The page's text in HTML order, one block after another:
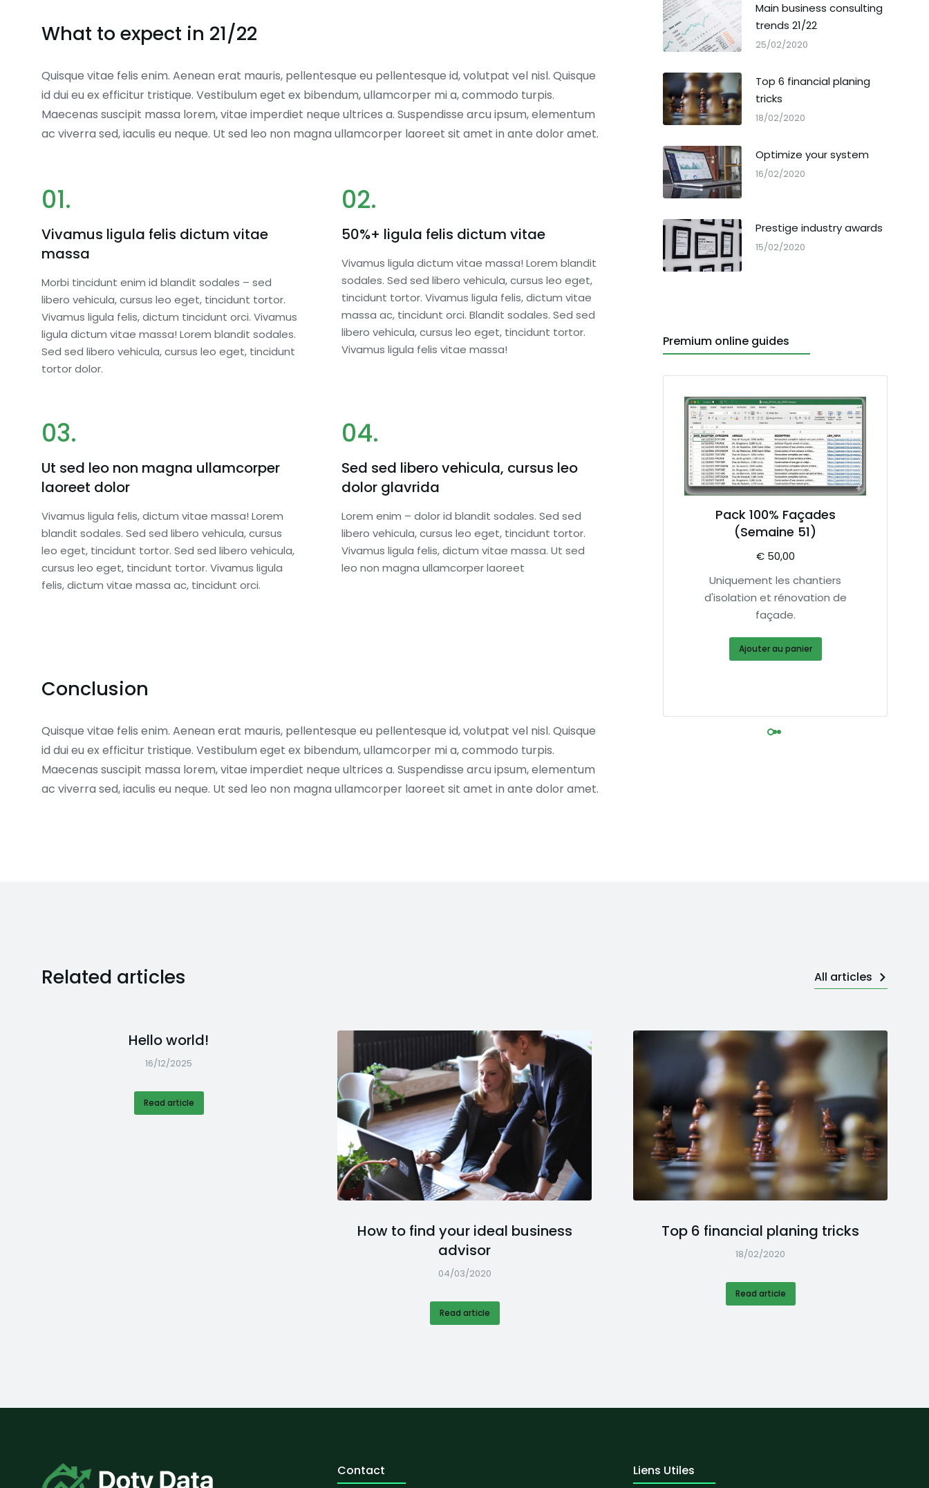
What to expect in 21/22
Quisque vitae felis enim. Aenean erat mauris, pellentesque eu pellentesque id, volutpat vel nisl. Quisque
id dui eu ex efficitur tristique. Vestibulum eget ex bibendum, ullamcorper mi a, commodo turpis.
Maecenas suscipit massa lorem, vitae imperdiet neque ultrices a. Suspendisse arcu ipsum, elementum
ac viverra sed, iaculis eu neque. Ut sed leo non magna ullamcorper laoreet sit amet in ante dolor amet.
01.
Vivamus ligula felis dictum vitae
massa
Morbi tincidunt enim id blandit sodales – sed
libero vehicula, cursus leo eget, tincidunt tortor.
Vivamus ligula felis, dictum tincidunt orci. Vivamus
ligula dictum vitae massa! Lorem blandit sodales.
Sed sed libero vehicula, cursus leo eget, tincidunt
tortor dolor.
02.
50%+ ligula felis dictum vitae
Vivamus ligula dictum vitae massa! Lorem blandit
sodales. Sed sed libero vehicula, cursus leo eget,
tincidunt tortor. Vivamus ligula felis, dictum vitae
massa ac, tincidunt orci. Blandit sodales. Sed sed
libero vehicula, cursus leo eget, tincidunt tortor.
Vivamus ligula felis vitae massa!
03.
Ut sed leo non magna ullamcorper
laoreet dolor
Vivamus ligula felis, dictum vitae massa! Lorem
blandit sodales. Sed sed libero vehicula, cursus
leo eget, tincidunt tortor. Sed sed libero vehicula,
cursus leo eget, tincidunt tortor. Vivamus ligula
felis, dictum vitae massa ac, tincidunt orci.
04.
Sed sed libero vehicula, cursus leo
dolor glavrida
Lorem enim – dolor id blandit sodales. Sed sed
libero vehicula, cursus leo eget, tincidunt tortor.
Vivamus ligula felis, dictum vitae massa. Ut sed
leo non magna ullamcorper laoreet
Conclusion
Quisque vitae felis enim. Aenean erat mauris, pellentesque eu pellentesque id, volutpat vel nisl. Quisque
id dui eu ex efficitur tristique. Vestibulum eget ex bibendum, ullamcorper mi a, commodo turpis.
Maecenas suscipit massa lorem, vitae imperdiet neque ultrices a. Suspendisse arcu ipsum, elementum
ac viverra sed, iaculis eu neque. Ut sed leo non magna ullamcorper laoreet sit amet in ante dolor amet.
Main business consulting
trends 21/22
25/02/2020
Top 6 financial planing
tricks
18/02/2020
Optimize your system
16/02/2020
Prestige industry awards
15/02/2020
Premium online guides
Leads Frais - Semaine 51
€75,00
Uniquement les nouveaux dépôts
des 7 derniers jours. Pour être le
Base de Donnés Complète
(45 jours)
€150,00
Pack 100% Façades
(Semaine 51)
€50,00
Uniquement les chantiers
d'isolation et rénovation de
façade.
Ajouter au panier
Related articles All articles
Hello world!
16/12/2025
Read article
How to find your ideal business
advisor
04/03/2020
Read article
Top 6 financial planing tricks
18/02/2020
Read article
Contact Liens Utiles